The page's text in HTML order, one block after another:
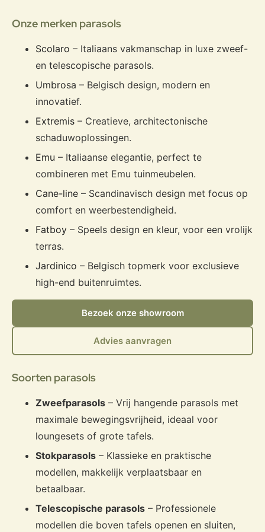
Onze merken parasols
Scolaro – Italiaans vakmanschap in luxe zweef-
en telescopische parasols.
Umbrosa – Belgisch design, modern en
innovatief.
Extremis – Creatieve, architectonische
schaduwoplossingen.
Emu – Italiaanse elegantie, perfect te
combineren met Emu tuinmeubelen.
Cane-line – Scandinavisch design met focus op
comfort en weerbestendigheid.
Fatboy – Speels design en kleur, voor een vrolijk
terras.
Jardinico – Belgisch topmerk voor exclusieve
high-end buitenruimtes.
Bezoek onze showroom
Advies aanvragen
Soorten parasols
Zweefparasols – Vrij hangende parasols met
maximale bewegingsvrijheid, ideaal voor
loungesets of grote tafels.
Stokparasols – Klassieke en praktische
modellen, makkelijk verplaatsbaar en
betaalbaar.
Telescopische parasols – Professionele
modellen die boven tafels openen en sluiten,